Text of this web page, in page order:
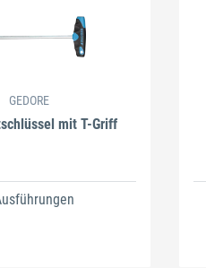
GEDORE
mit T-Griff